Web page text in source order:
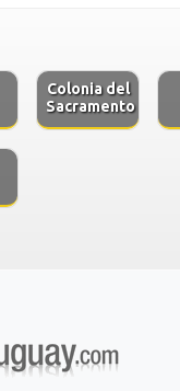
Colonia del
Sacramento